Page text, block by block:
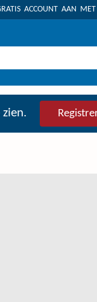
ACCOUNT AAN